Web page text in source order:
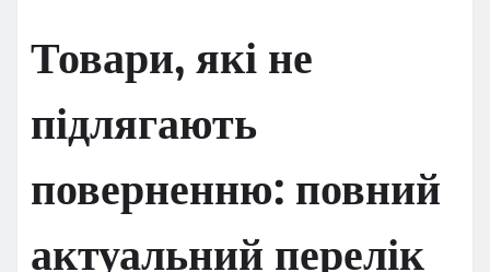
Товари, які не
підлягають
поверненню: повний
актуальний перелік